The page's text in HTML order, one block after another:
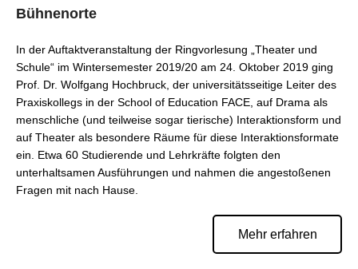
Bühnenorte
In der Auftaktveranstaltung der Ringvorlesung „Theater und
Schule“ im Wintersemester 2019/20 am 24. Oktober 2019 ging
Prof. Dr. Wolfgang Hochbruck, der universitätsseitige Leiter des
Praxiskollegs in der School of Education FACE, auf Drama als
menschliche (und teilweise sogar tierische) Interaktionsform und
auf Theater als besondere Räume für diese Interaktionsformate
ein. Etwa 60 Studierende und Lehrkräfte folgten den
unterhaltsamen Ausführungen und nahmen die angestoßenen
Fragen mit nach Hause.
Mehr erfahren